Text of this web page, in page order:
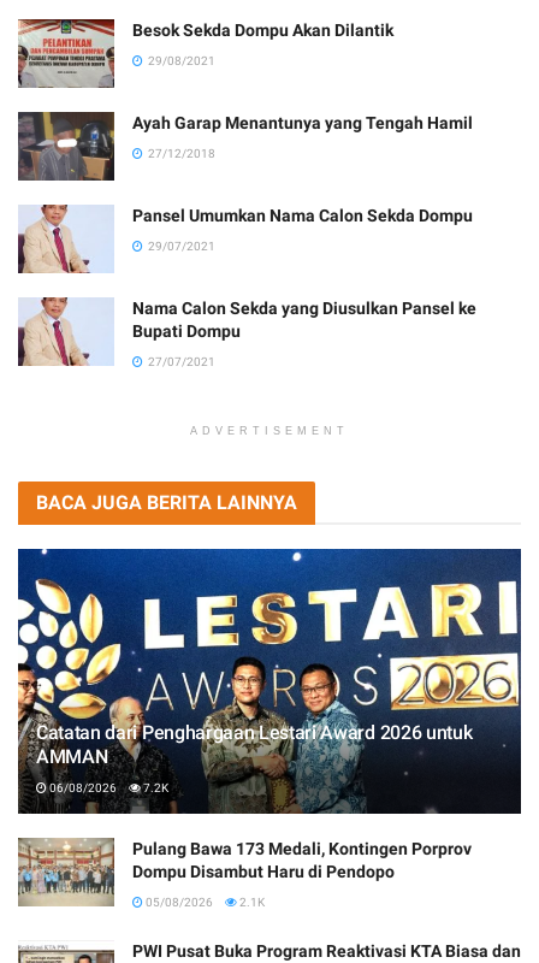
Besok Sekda Dompu Akan Dilantik
29/08/2021
Ayah Garap Menantunya yang Tengah Hamil
27/12/2018
Pansel Umumkan Nama Calon Sekda Dompu
29/07/2021
Nama Calon Sekda yang Diusulkan Pansel ke
Bupati Dompu
27/07/2021
ADVERTISEMENT
BACA JUGA BERITA LAINNYA
Catatan dari Penghargaan Lestari Award 2026 untuk
AMMAN
06/08/2026 7.2K
Pulang Bawa 173 Medali, Kontingen Porprov
Dompu Disambut Haru di Pendopo
05/08/2026 2.1K
PWI Pusat Buka Program Reaktivasi KTA Biasa dan